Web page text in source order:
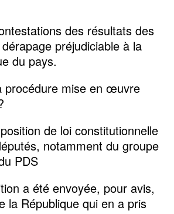
des résultats des
préjudiciable à la
du pays.
procédure mise en œuvre
de loi constitutionnelle
notamment du groupe
PDS
a été envoyée, pour avis,
la République qui en a pris